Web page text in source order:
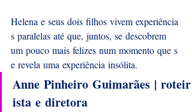
Helena e seus dois filhos vivem experiência
s paralelas até que, juntos, se descobrem
um pouco mais felizes num momento que s
e revela uma experiência insólita.
Anne Pinheiro Guimarães | roteir
ista e diretora